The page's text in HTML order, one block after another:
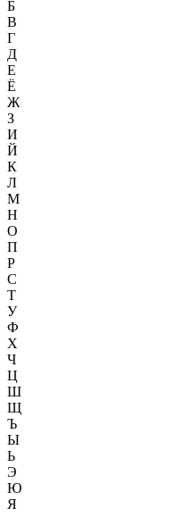
Б
В
Г
Д
Е
Ё
Ж
З
И
Й
К
Л
М
Н
О
П
Р
С
Т
У
Ф
Х
Ч
Ц
Ш
Щ
Ъ
Ы
Ь
Э
Ю
Я